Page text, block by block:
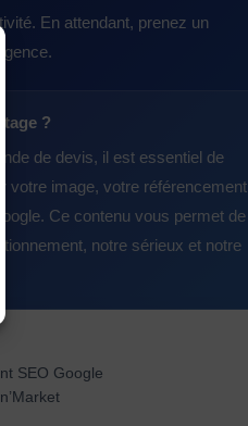
En attendant, prenez un
?
de devis, il est essentiel de
votre image, votre référencement
Ce contenu vous permet de
notre sérieux et notre
SEO Google